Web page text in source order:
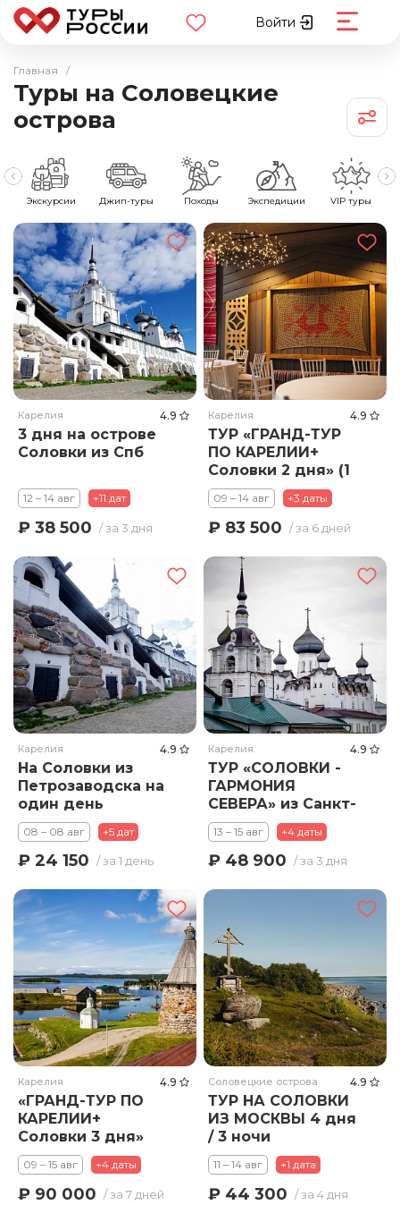
Войти
Главная /
Туры на Соловецкие
острова
Экскурсии Джип-туры Походы Экспедиции VIP туры
Карелия 4.9
3 дня на острове
Соловки из Спб
12 – 14 авг +11 дат
₽ 38 500 / за 3 дня
Карелия 4.9
ТУР «ГРАНД-ТУР
ПО КАРЕЛИИ+
Соловки 2 дня» (1
ночь на Соловках)
09 – 14 авг +3 даты
₽ 83 500 / за 6 дней
Карелия 4.9
На Соловки из
Петрозаводска на
один день
08 – 08 авг +5 дат
₽ 24 150 / за 1 день
Карелия 4.9
ТУР «СОЛОВКИ -
ГАРМОНИЯ
СЕВЕРА» из Санкт-
Петербурга
13 – 15 авг +4 даты
₽ 48 900 / за 3 дня
Карелия 4.9
«ГРАНД-ТУР ПО
КАРЕЛИИ+
Соловки 3 дня»
09 – 15 авг +4 даты
₽ 90 000 / за 7 дней
Соловецкие острова 4.9
ТУР НА СОЛОВКИ
ИЗ МОСКВЫ 4 дня
/ 3 ночи
11 – 14 авг +1 дата
₽ 44 300 / за 4 дня